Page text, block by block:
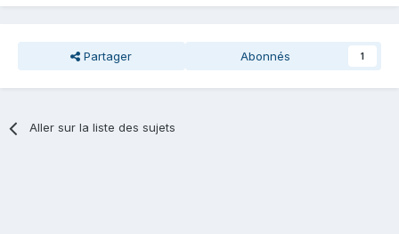
Partager Abonnés 1
Aller sur la liste des sujets